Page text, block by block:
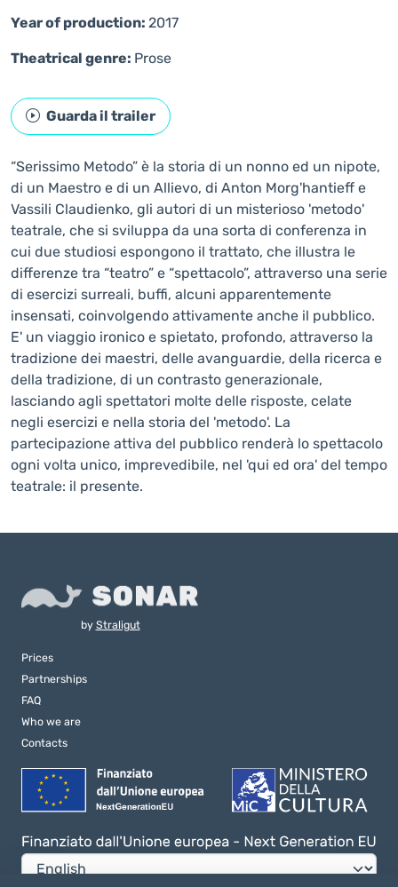
Year of production: 2017
Theatrical genre: Prose
Guarda il trailer
“Serissimo Metodo” è la storia di un nonno ed un nipote,
di un Maestro e di un Allievo, di Anton Morg'hantieff e
Vassili Claudienko, gli autori di un misterioso 'metodo'
teatrale, che si sviluppa da una sorta di conferenza in
cui due studiosi espongono il trattato, che illustra le
differenze tra “teatro” e “spettacolo”, attraverso una serie
di esercizi surreali, buffi, alcuni apparentemente
insensati, coinvolgendo attivamente anche il pubblico.
E' un viaggio ironico e spietato, profondo, attraverso la
tradizione dei maestri, delle avanguardie, della ricerca e
della tradizione, di un contrasto generazionale,
lasciando agli spettatori molte delle risposte, celate
negli esercizi e nella storia del 'metodo'. La
partecipazione attiva del pubblico renderà lo spettacolo
ogni volta unico, imprevedibile, nel 'qui ed ora' del tempo
teatrale: il presente.
by Straligut
Prices
Partnerships
FAQ
Who we are
Contacts